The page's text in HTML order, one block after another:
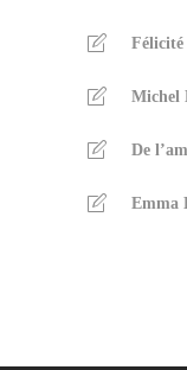
Félicité
Michel
De
Emma